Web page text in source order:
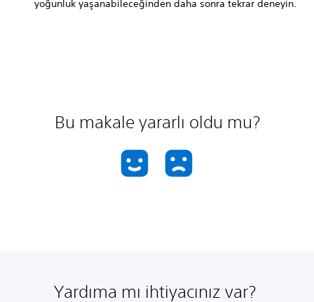
yoğunluk yaşanabileceğinden daha sonra tekrar deneyin.
Bu makale yararlı oldu mu?
Yardıma mı ihtiyacınız var?